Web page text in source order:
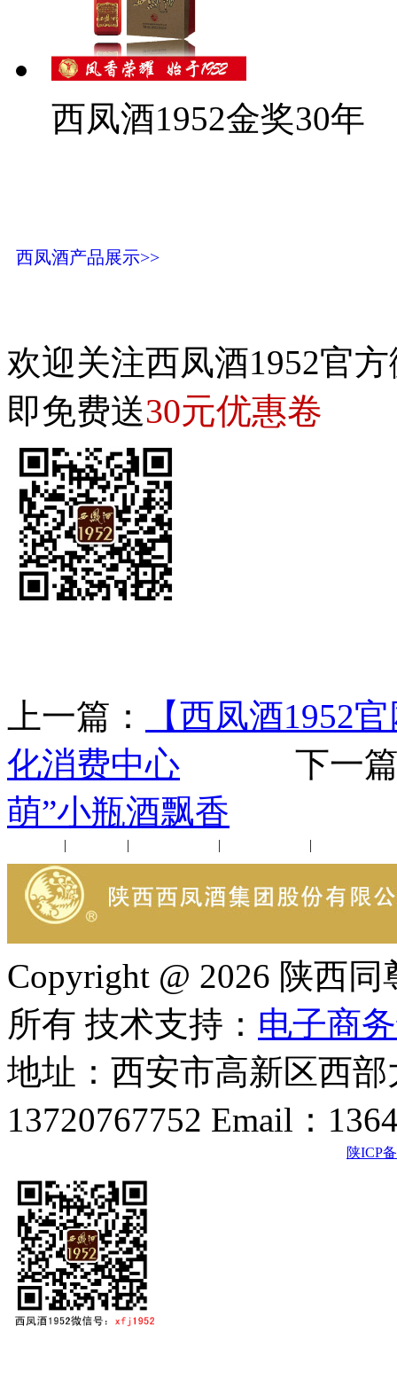
西凤酒1952金奖30年
西凤酒产品展示>>
欢迎关注西凤酒1952官
即免费送30元优惠卷
上一篇：
【西凤酒1952
化消费中心 下一篇
萌”小瓶酒飘香
| | | |
Copyright @ 2026 陕西
所有 技术支持： 电子商
地址：西安市高新区西
13720767752 Email：
陕ICP